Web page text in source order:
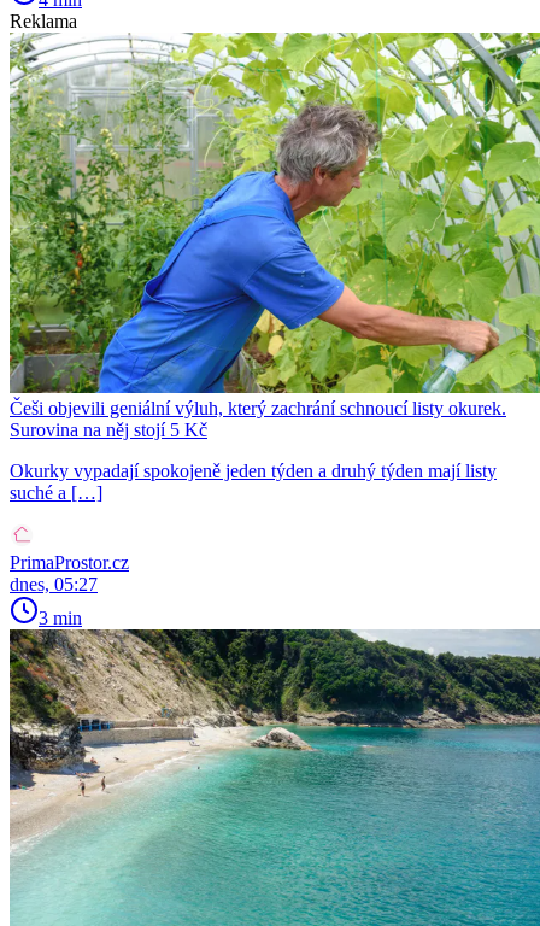
Reklama
Češi objevili geniální výluh, který zachrání schnoucí listy okurek.
Surovina na něj stojí 5 Kč
Okurky vypadají spokojeně jeden týden a druhý týden mají listy
suché a […]
PrimaProstor.cz
dnes, 05:27
3 min